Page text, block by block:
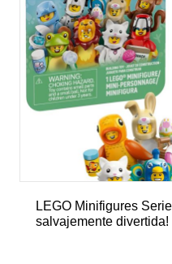
LEGO Minifigures
salvajemente divertida!